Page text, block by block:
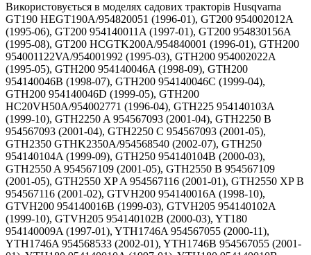
Використовується в моделях садових тракторів Husqvarna
GT190 HEGT190A/954820051 (1996-01), GT200 954002012A
(1995-06), GT200 954140011A (1997-01), GT200 954830156A
(1995-08), GT200 HCGTK200A/954840001 (1996-01), GTH200
954001122VA/954001992 (1995-03), GTH200 954002022A
(1995-05), GTH200 954140046A (1998-09), GTH200
954140046B (1998-07), GTH200 954140046C (1999-04),
GTH200 954140046D (1999-05), GTH200
HC20VH50A/954002771 (1996-04), GTH225 954140103A
(1999-10), GTH2250 A 954567093 (2001-04), GTH2250 B
954567093 (2001-04), GTH2250 C 954567093 (2001-05),
GTH2350 GTHK2350A/954568540 (2002-07), GTH250
954140104A (1999-09), GTH250 954140104B (2000-03),
GTH2550 A 954567109 (2001-05), GTH2550 B 954567109
(2001-05), GTH2550 XP A 954567116 (2001-01), GTH2550 XP B
954567116 (2001-02), GTVH200 954140016A (1998-10),
GTVH200 954140016B (1999-03), GTVH205 954140102A
(1999-10), GTVH205 954140102B (2000-03), YT180
954140009A (1997-01), YTH1746A 954567055 (2000-11),
YTH1746A 954568533 (2002-01), YTH1746B 954567055 (2001-